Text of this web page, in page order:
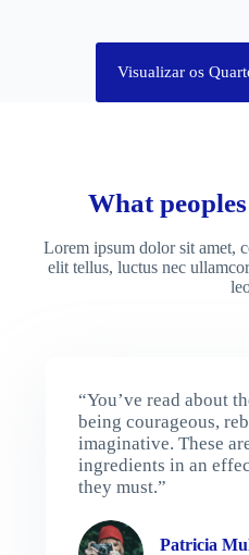
Visualizar os
What
Lorem ipsum dolor sit amet,
elit tellus, luctus nec
“You’ve read about
being courageous,
imaginative. These
ingredients in an
they must.”
Patricia